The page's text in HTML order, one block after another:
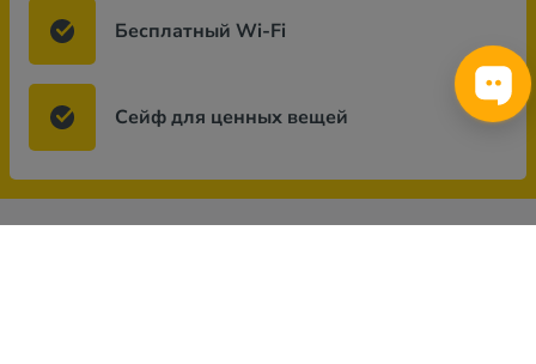
Бесплатный Wi-Fi
Сейф для ценных вещей